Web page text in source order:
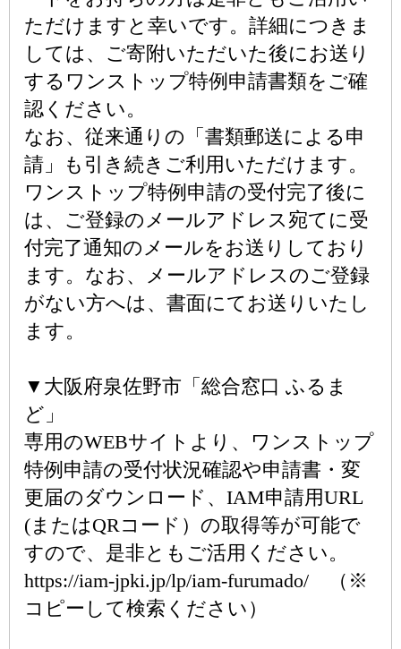
ただけますと幸いです。詳細につきま
しては、ご寄附いただいた後にお送り
するワンストップ特例申請書類をご確
認ください。
なお、従来通りの「書類郵送による申
請」も引き続きご利用いただけます。
ワンストップ特例申請の受付完了後に
は、ご登録のメールアドレス宛てに受
付完了通知のメールをお送りしており
ます。なお、メールアドレスのご登録
がない方へは、書面にてお送りいたし
ます。
▼大阪府泉佐野市「総合窓口 ふるま
ど」
専用のWEBサイトより、ワンストップ
特例申請の受付状況確認や申請書・変
更届のダウンロード、IAM申請用URL
(またはQRコード）の取得等が可能で
すので、是非ともご活用ください。
https://iam-jpki.jp/lp/iam-furumado/ （※
コピーして検索ください）